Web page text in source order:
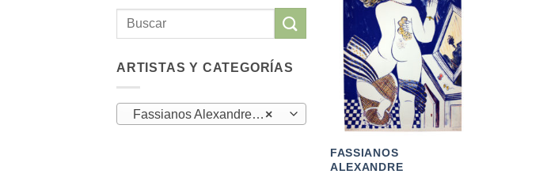
Buscar
ARTISTAS Y CATEGORÍAS
×
Fassianos Alexandre (1)
+
FASSIANOS
ALEXANDRE